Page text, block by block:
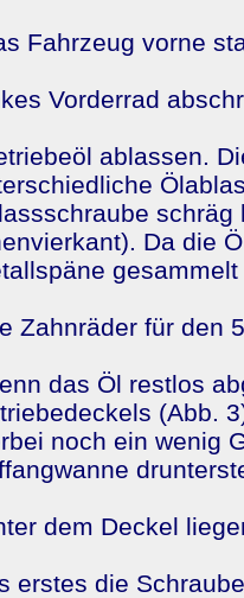
Fahrzeug vorne
Vorderrad
ablassen.
schräg
Da die
Zahnräder für den
das Öl restlos
(Abb.
noch ein wenig
dem Deckel
erstes die